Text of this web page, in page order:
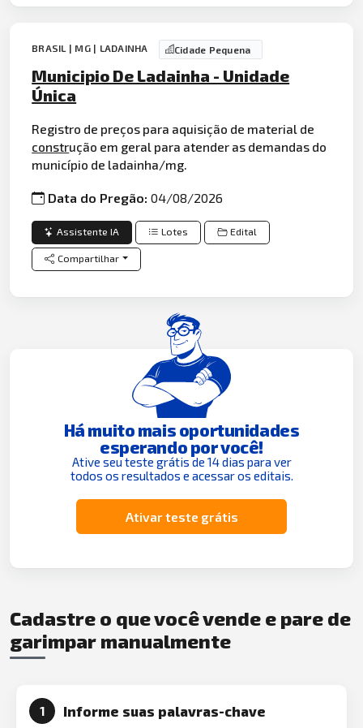
BRASIL | MG | LADAINHA Cidade Pequena
Municipio De Ladainha - Unidade
Única
Registro de preços para aquisição de material de
construção em geral para atender as demandas do
município de ladainha/mg.
Data do Pregão:04/08/2026
Assistente IA Lotes Edital
Compartilhar
Há muito mais oportunidades
esperando por você!
Ative seu teste grátis de 14 dias para ver
todos os resultados e acessar os editais.
Ativar teste grátis
Cadastre o que você vende e pare de
garimpar manualmente
1 Informe suas palavras-chave